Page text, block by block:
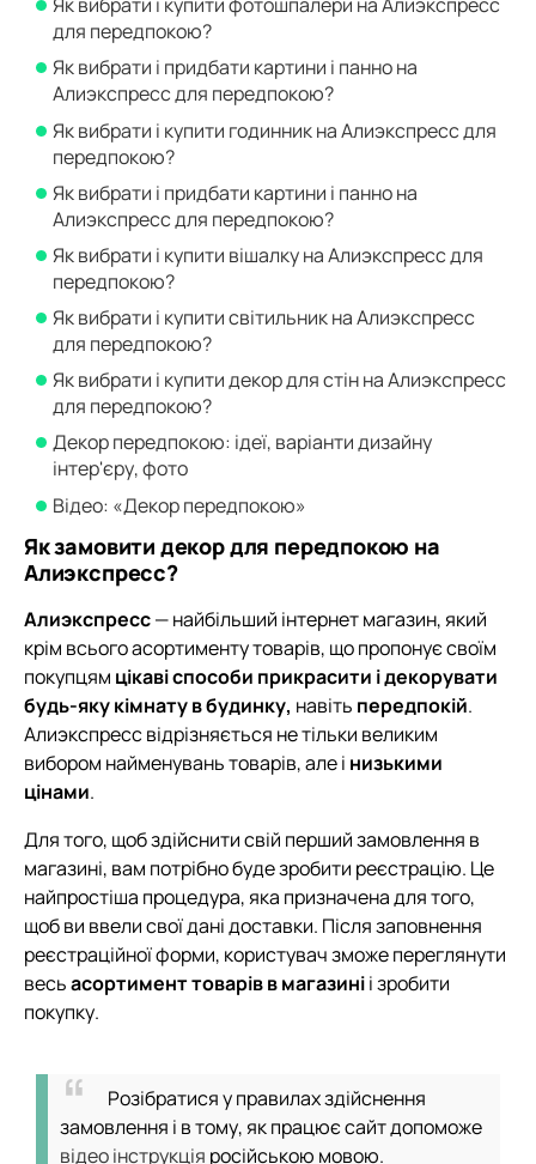
для передпокою?
Як вибрати і придбати картини і панно на
Алиэкспресс для передпокою?
Як вибрати і купити годинник на Алиэкспресс для
передпокою?
Як вибрати і придбати картини і панно на
Алиэкспресс для передпокою?
Як вибрати і купити вішалку на Алиэкспресс для
передпокою?
Як вибрати і купити світильник на Алиэкспресс
для передпокою?
Як вибрати і купити декор для стін на Алиэкспресс
для передпокою?
Декор передпокою: ідеї, варіанти дизайну
інтер'єру, фото
Відео: «Декор передпокою»
Як замовити декор для передпокою на
Алиэкспресс?
Алиэкспресс— найбільший інтернет магазин, який
крім всього асортименту товарів, що пропонує своїм
покупцям цікаві способи прикрасити і декорувати
будь-яку кімнату в будинку, навіть передпокій.
Алиэкспресс відрізняється не тільки великим
вибором найменувань товарів, але і низькими
цінами.
Для того, щоб здійснити свій перший замовлення в
магазині, вам потрібно буде зробити реєстрацію. Це
найпростіша процедура, яка призначена для того,
щоб ви ввели свої дані доставки. Після заповнення
реєстраційної форми, користувач зможе переглянути
весьасортимент товарів в магазиніі зробити
покупку.
Розібратися у правилах здійснення
замовлення і в тому, як працює сайт допоможе
відео інструкція російською мовою.